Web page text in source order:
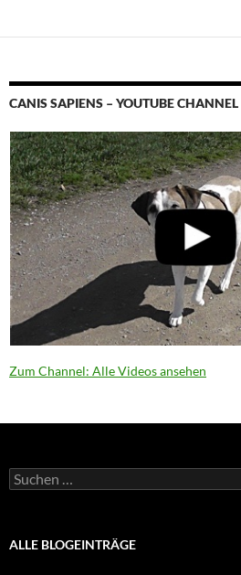
CANIS SAPIENS – YOUTUBE CHANNEL
Zum Channel: Alle Videos ansehen
Suchen
nach:
ALLE BLOGEINTRÄGE